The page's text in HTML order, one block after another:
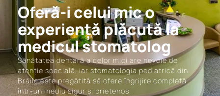
Oferă-i celui mic o
experiență plăcută la
medicul stomatolog
Sănătatea dentară a celor mici are nevoie de
atenție specială, iar stomatologia pediatrică din
Brăila este pregătită să ofere îngrijire completă
într-un mediu sigur și prietenos.